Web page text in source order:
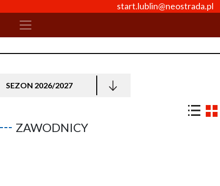
start.lublin@neostrada.pl
SEZON 2026/2027
ZAWODNICY